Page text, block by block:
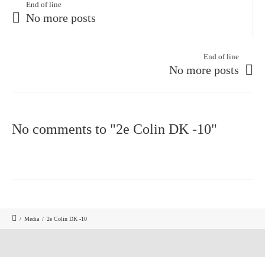
End of line
No more posts
End of line
No more posts
No comments to "2e Colin DK -10"
/ Media / 2e Colin DK -10